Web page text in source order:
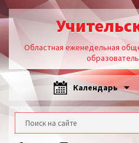
Областная еженедельная
Календарь